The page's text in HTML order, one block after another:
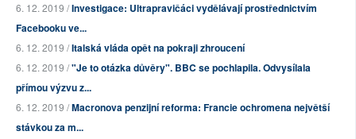
6. 12. 2019 /Investigace: Ultrapravičáci vydělávají prostřednictvím
Facebooku ve...
6. 12. 2019 /Italská vláda opět na pokraji zhroucení
6. 12. 2019 /"Je to otázka důvěry". BBC se pochlapila. Odvysílala
přímou výzvu z...
6. 12. 2019 /Macronova penzijní reforma: Francie ochromena největší
stávkou za m...